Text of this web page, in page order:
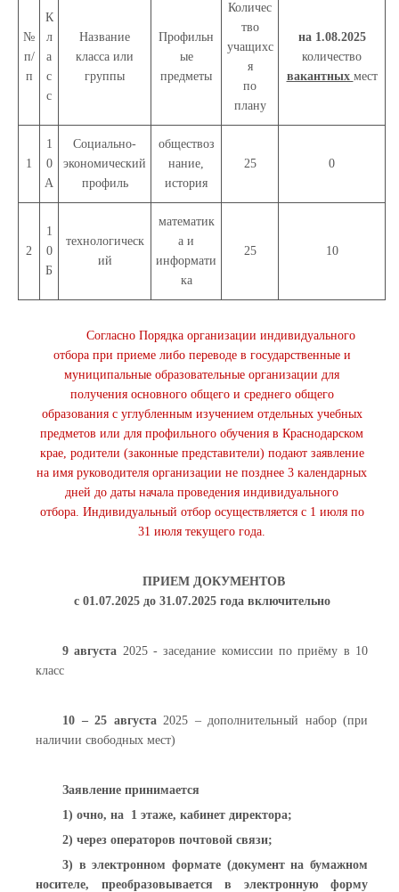
№
п/
п
К
л
а
с
с
Название
класса или
группы
Профильн
ые
предметы
Количес
тво
учащихс
я
по
плану
на 1.08.2025
количество
вакантных мест
1
1
0
А
Социально-
экономический
профиль
обществоз
нание,
история
25 0
2
1
0
Б
технологическ
ий
математик
а и
информати
ка
25 10
Согласно Порядка организации индивидуального
отбора при приеме либо переводе в государственные и
муниципальные образовательные организации для
получения основного общего и среднего общего
образования с углубленным изучением отдельных учебных
предметов или для профильного обучения в Краснодарском
крае, родители (законные представители) подают заявление
на имя руководителя организации не позднее 3 календарных
дней до даты начала проведения индивидуального
отбора. Индивидуальный отбор осуществляется с 1 июля по
31 июля текущего года.
ПРИЕМ ДОКУМЕНТОВ
с 01.07.2025 до 31.07.2025 года включительно
9 августа 2025 - заседание комиссии по приёму в 10
класс
10 – 25 августа2025 – дополнительный набор (при
наличии свободных мест)
Заявление принимается
1) очно, на 1 этаже, кабинет директора;
2) через операторов почтовой связи;
3) в электронном формате (документ на бумажном
носителе, преобразовывается в электронную форму